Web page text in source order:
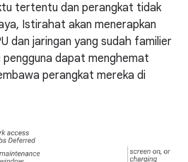
tertentu dan perangkat tidak
Istirahat akan menerapkan
dan jaringan yang sudah familier
dapat menghemat
perangkat mereka di